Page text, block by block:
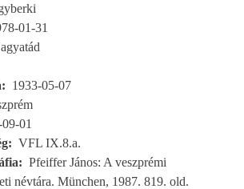
01-31
1933-05-07
01
VFL IX.8.a.
Pfeiffer János: A veszprémi
névtára. München, 1987. 819. old.